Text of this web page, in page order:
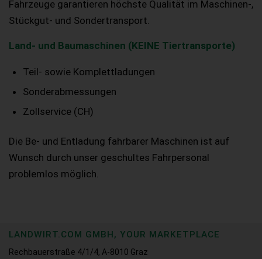
Fahrzeuge garantieren höchste Qualität im Maschinen-,
Stückgut- und Sondertransport.
Land- und Baumaschinen (KEINE Tiertransporte)
Teil- sowie Komplettladungen
Sonderabmessungen
Zollservice (CH)
Die Be- und Entladung fahrbarer Maschinen ist auf
Wunsch durch unser geschultes Fahrpersonal
problemlos möglich.
LANDWIRT.COM GMBH, YOUR MARKETPLACE
Rechbauerstraße 4/1/4, A-8010 Graz